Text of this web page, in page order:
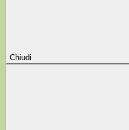
Chiudi